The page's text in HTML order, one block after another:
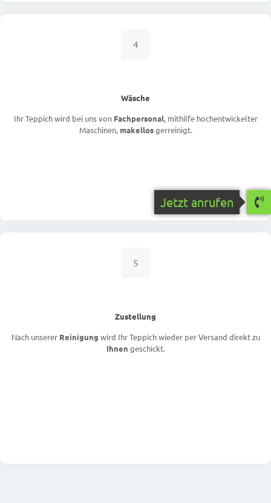
4
Wäsche
Ihr Teppich wird bei uns von Fachpersonal, mithilfe hochentwickelter
Maschinen, makellosgerreinigt.
5
Zustellung
Nach unserer Reinigung wird Ihr Teppich wieder per Versand direkt zu
Ihnen geschickt.
Jetzt anrufen